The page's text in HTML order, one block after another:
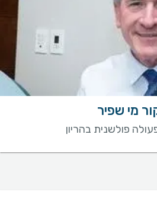
מי שפיר
פולשנית בהריון